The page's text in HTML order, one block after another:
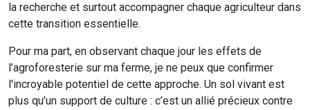
la recherche et surtout accompagner chaque agriculteur dans
cette transition essentielle.
Pour ma part, en observant chaque jour les effets de
l’agroforesterie sur ma ferme, je ne peux que confirmer
l'incroyable potentiel de cette approche. Un sol vivant est
plus qu’un support de culture : c’est un allié précieux contre